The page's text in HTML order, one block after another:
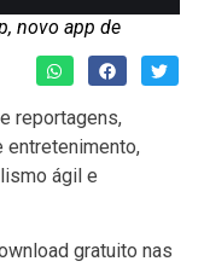
novo app de
reportagens,
ágil e
gratuito nas